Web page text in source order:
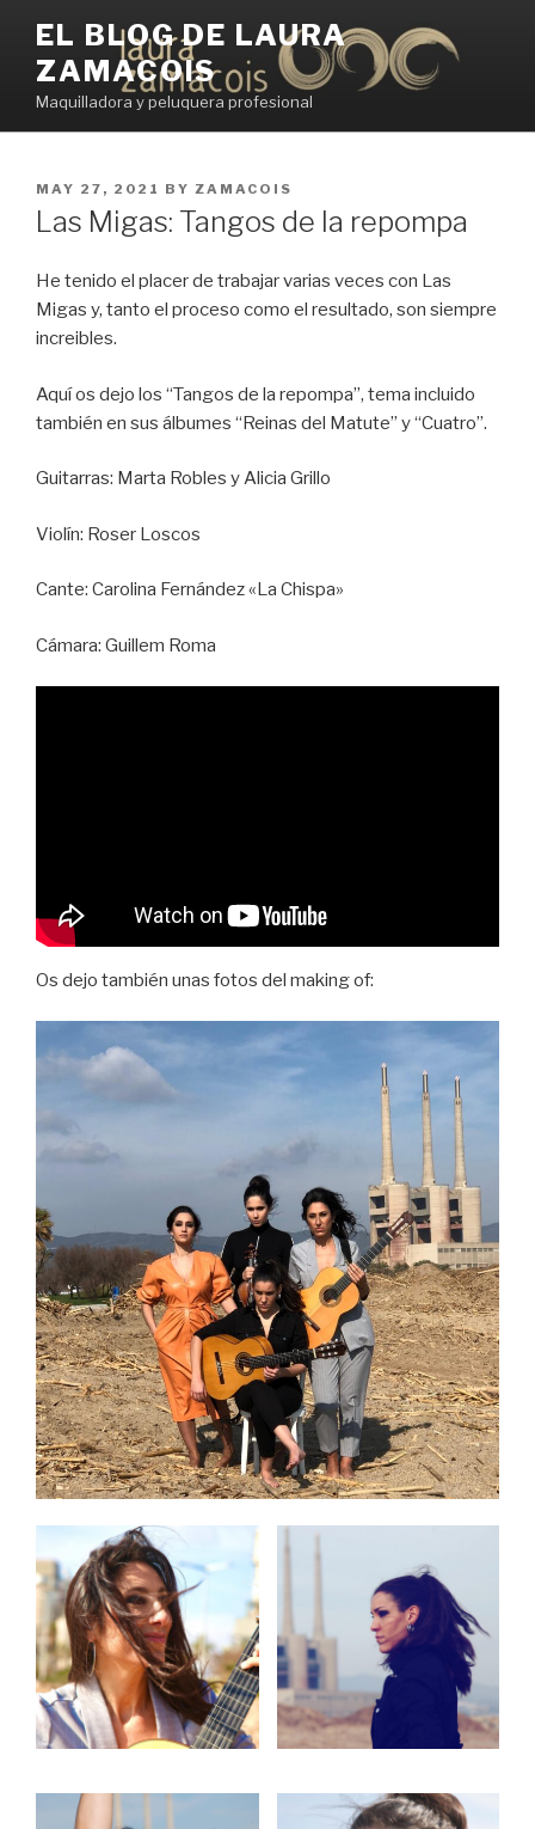
content
EL BLOG DE LAURA
ZAMACOIS
Maquilladora y peluquera profesional
POSTED
ON
MAY 27, 2021 BY ZAMACOIS
Las Migas: Tangos de la repompa
He tenido el placer de trabajar varias veces con Las
Migas y, tanto el proceso como el resultado, son siempre
increibles.
Aquí os dejo los “Tangos de la repompa”, tema incluido
también en sus álbumes “Reinas del Matute” y “Cuatro”.
Guitarras: Marta Robles y Alicia Grillo
Violín: Roser Loscos
Cante: Carolina Fernández «La Chispa»
Cámara: Guillem Roma
Os dejo también unas fotos del making of: